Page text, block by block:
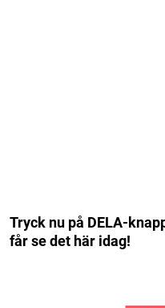
Tryck nu på DELA-
får se det här idag!